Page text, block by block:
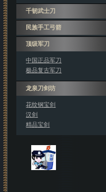
千韧武士刀
民族手工弓箭
顶级军刀
中国正品军刀
极品复古军刀
龙泉刀剑坊
花纹钢宝剑
汉剑
精品宝剑